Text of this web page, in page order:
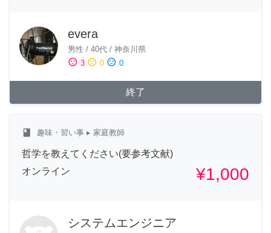
evera
男性 / 40代 / 神奈川県
sentiment_satisfied 3 sentiment_neutral 0 sentiment_dissatisfied 0
終了
class 趣味・習い事 ▸ 家庭教師
哲学を教えてください(要参考文献)
オンライン
¥1,000
システムエンジニア